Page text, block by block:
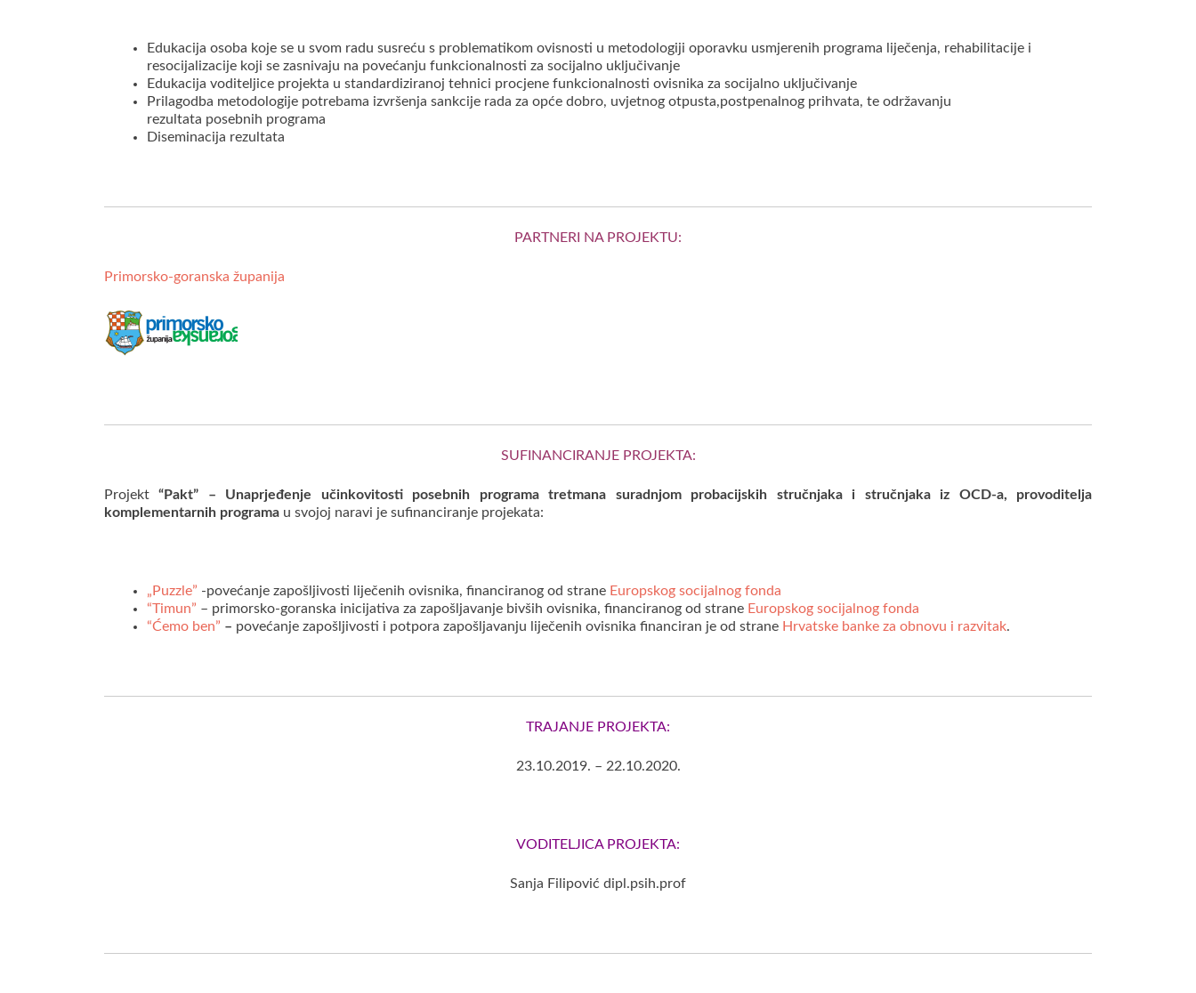
Edukacija osoba koje se u svom radu susreću s problematikom ovisnosti u metodologiji oporavku usmjerenih programa liječenja, rehabilitacije i
resocijalizacije koji se zasnivaju na povećanju funkcionalnosti za socijalno uključivanje
Edukacija voditeljice projekta u standardiziranoj tehnici procjene funkcionalnosti ovisnika za socijalno uključivanje
Prilagodba metodologije potrebama izvršenja sankcije rada za opće dobro, uvjetnog otpusta,postpenalnog prihvata, te održavanju
rezultata posebnih programa
Diseminacija rezultata
PARTNERI NA PROJEKTU:
Primorsko-goranska županija
SUFINANCIRANJE PROJEKTA:
Projekt“Pakt” – Unaprjeđenje učinkovitosti posebnih programa tretmana suradnjom probacijskih stručnjaka i stručnjaka iz OCD-a, provoditelja
komplementarnih programa u svojoj naravi je sufinanciranje projekata:
„Puzzle” -povećanje zapošljivosti liječenih ovisnika, financiranog od strane Europskog socijalnog fonda
“Timun” – primorsko-goranska inicijativa za zapošljavanje bivših ovisnika, financiranog od strane Europskog socijalnog fonda
“Ćemo ben” – povećanje zapošljivosti i potpora zapošljavanju liječenih ovisnika financiran je od strane Hrvatske banke za obnovu i razvitak.
TRAJANJE PROJEKTA:
23.10.2019. – 22.10.2020.
VODITELJICA PROJEKTA:
Sanja Filipović dipl.psih.prof